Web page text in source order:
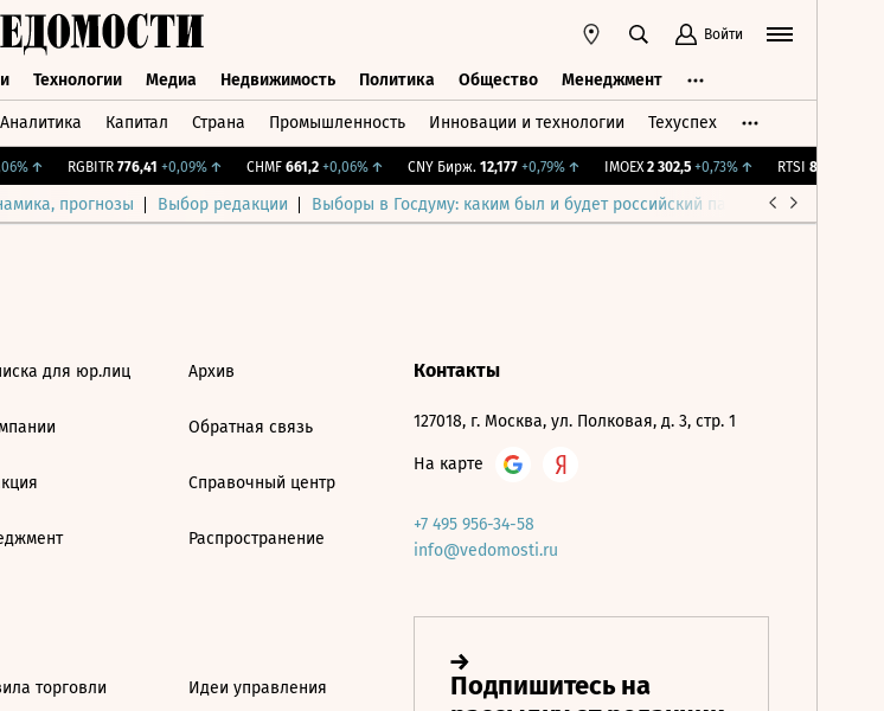
Войти
Технологии Медиа Недвижимость Политика Общество Менеджмент
Аналитика Капитал Страна Промышленность Инновации и технологии Техуспех
↑ RGBITR 776,41 +0,09%↑ CHMF 661,2 +0,06%↑ CNY Бирж. 12,177 +0,79%↑ IMOEX 2 302,5 +0,73%↑ RTSI 890,99
прогнозы Выбор редакции Выборы в Госдуму: каким был и будет российский парламент
для юр.лиц Архив
Обратная связь
Справочный центр
Распространение
торговли Идеи управления
Контакты
127018, г. Москва, ул. Полковая, д. 3, стр. 1
На карте
+7 495 956-34-58
info@vedomosti.ru